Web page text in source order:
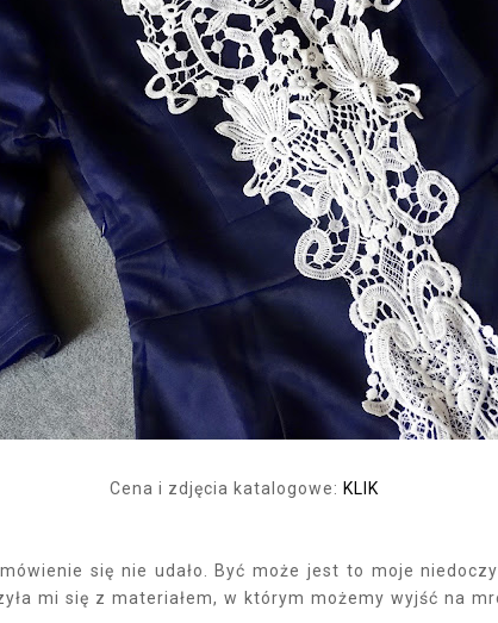
Cena i zdjęcia katalogowe: KLIK
się nie udało. Być może jest to moje
mi się z materiałem, w którym możemy wyjść na